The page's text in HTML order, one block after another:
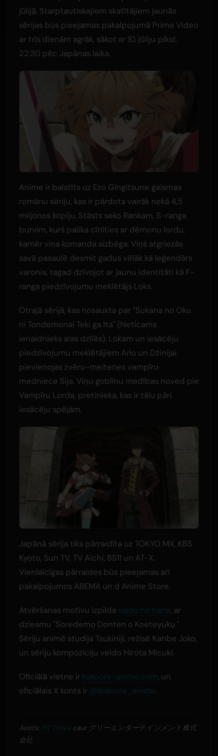
jūlijā. Starptautiskajiem skatītājiem jaunās
sērijas būs pieejamas pakalpojumā Prime Video
ar trīs dienām agrāk, sākot ar 10. jūliju plkst.
22:30 pēc Japānas laika.
Anime ir balstīts uz Ezo Gingitsune gaismas
romānu sēriju, kas ir pārdota vairāk nekā 4,5
miljonos kopiju. Stāsts seko Rankam, S-ranga
burvim, kurš palika cīnīties ar dēmonu lordu,
kamēr viņa komanda aizbēga. Viņš atgriezās
savā pasaulē desmit gadus vēlāk kā leģendārs
varonis, tagad dzīvojot ar jaunu identitāti kā F-
ranga piedzīvojumu meklētājs Loks.
Otrajā sērijā, kas nosaukta par "Sukana no Oku
ni Tondemonai Teki ga Ita" (Neticams
ienaidnieks alas dzīlēs), Lokam un iesācēju
piedzīvojumu meklētājiem Ario un Džinijai
pievienojas zvēru-meitenes vampīru
medniece Sija. Viņu goblīnu medības noved pie
Vampīru Lorda, pretinieka, kas ir tālu pāri
iesācēju spējām.
Japānā sērija tiks pārraidīta uz TOKYO MX, KBS
Kyoto, Sun TV, TV Aichi, BS11 un AT-X.
Vienlaicīgas pārraides būs pieejamas arī
pakalpojumos ABEMA un d Anime Store.
Atvēršanas motīvu izpilda sajou no hana, ar
dziesmu "Soredemo Donten o Koeteyuku."
Sēriju animē studija Tsukiniji, režisē Kanbe Joko,
un sēriju kompozīciju veido Hirota Micuki.
Oficiālā vietne ir kokoore-anime.com, un
oficiālais X konts ir @kokoore_anime.
Avots: PR Timescaur グリーエンターテインメント株式
会社